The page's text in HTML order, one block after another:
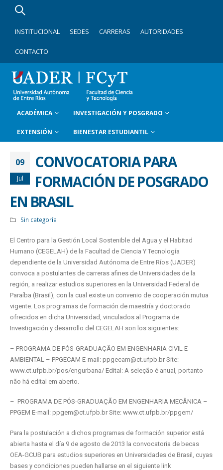
INSTITUCIONAL SEDES CARRERAS AUTORIDADES
CONTACTO
ACADÉMICA INVESTIGACIÓN Y POSGRADO
EXTENSIÓN BIENESTAR ESTUDIANTIL
09
Jul
CONVOCATORIA PARA
FORMACIÓN DE POSGRADO
EN BRASIL
Sin categoría
El Centro para la Gestión Local Sostenible del Agua y el Habitad
Humano (CEGELAH) de la Facultad de Ciencia Y Tecnología
dependiente de la Universidad Autónoma de Entre Ríos (UADER)
convoca a postulantes de carreras afines de Universidades de la
región, a realizar estudios superiores en la Universidad Federal de
Paraíba (Brasil), con la cual existe un convenio de cooperación mutua
vigente. Los programas de formación de maestría y doctorado
ofrecidos en dicha Universidad, vinculados al Programa de
Investigación y desarrollo del CEGELAH son los siguientes:
– PROGRAMA DE PÓS-GRADUAÇÃO EM ENGENHARIA CIVIL E
AMBIENTAL – PPGECAM E-mail: ppgecam@ct.ufpb.br Site:
www.ct.ufpb.br/pos/engurbana/ Edital: A seleção é anual, portanto
não há edital em aberto.
– PROGRAMA DE PÓS-GRADUAÇÃO EM ENGENHARIA MECÂNICA –
PPGEM E-mail: ppgem@ct.ufpb.br Site: www.ct.ufpb.br/ppgem/
Para la postulación a dichos programas de formación superior está
abierta hasta el día 9 de agosto de 2013 la convocatoria de becas
OEA-GCUB para estudios superiores en Universidades de Brasil, cuyas
bases y condiciones pueden hallarse en el siguiente link